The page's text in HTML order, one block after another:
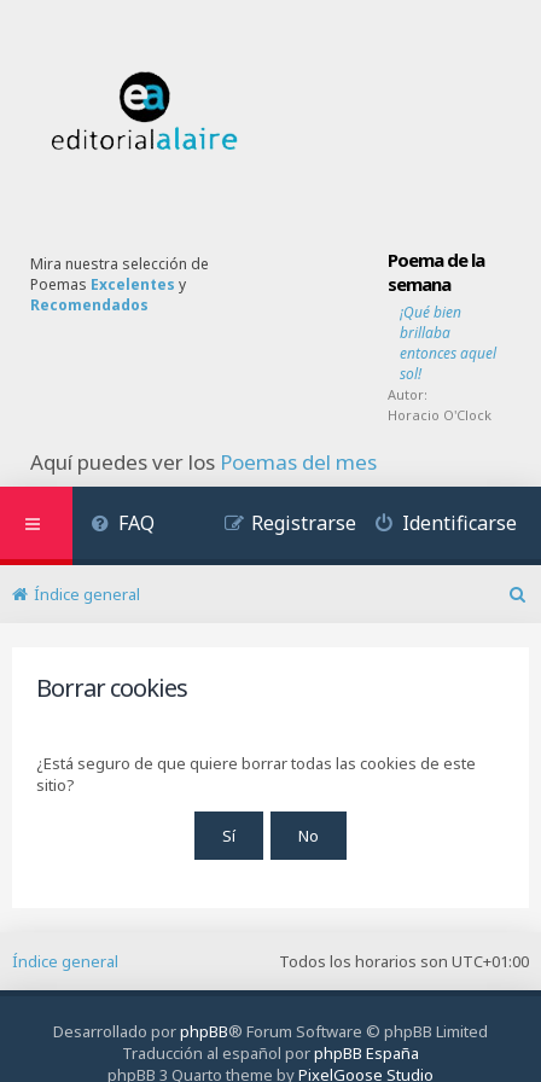
Mira nuestra selección de
Poemas Excelentes y
Recomendados
Poema de la
semana
¡Qué bien
brillaba
entonces aquel
sol!
Autor:
Horacio O'Clock
Aquí puedes ver los Poemas del mes
FAQ Identificarse
Registrarse
Índice general
Borrar cookies
¿Está seguro de que quiere borrar todas las cookies de este
sitio?
Todos los horarios son UTC+01:00
Índice general
Desarrollado porphpBB® Forum Software © phpBB Limited
Traducción al español porphpBB España
phpBB 3 Quarto theme byPixelGoose Studio